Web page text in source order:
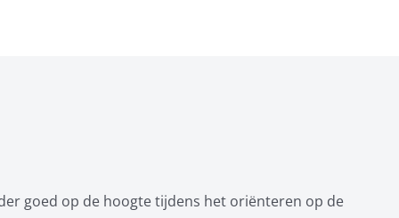
goed op de hoogte tijdens het oriënteren op de